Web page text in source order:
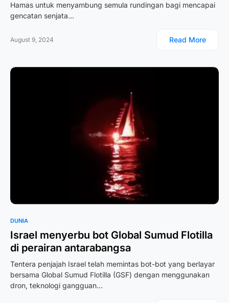
Hamas untuk menyambung semula rundingan bagi mencapai
gencatan senjata…
August 9, 2024 Read More
DUNIA
Israel menyerbu bot Global Sumud Flotilla
di perairan antarabangsa
Tentera penjajah Israel telah memintas bot-bot yang berlayar
bersama Global Sumud Flotilla (GSF) dengan menggunakan
dron, teknologi gangguan…